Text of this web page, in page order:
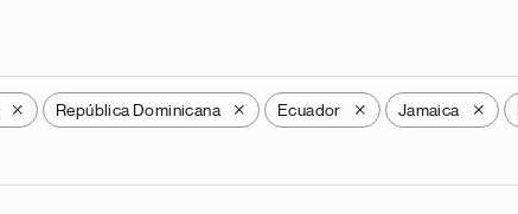
X República Dominicana X Ecuador X Jamaica X